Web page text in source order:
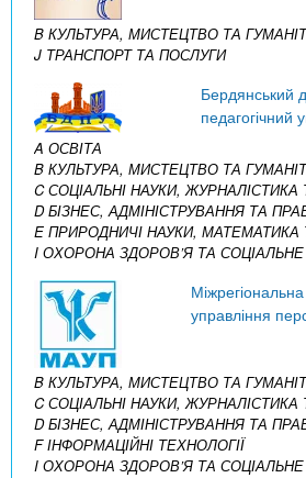
B КУЛЬТУРА, МИСТЕЦТВО ТА
J ТРАНСПОРТ ТА ПОСЛУГИ
Бердянський
педагогічний
A ОСВІТА
B КУЛЬТУРА, МИСТЕЦТВО ТА
C СОЦІАЛЬНІ НАУКИ, ЖУРНАЛІСТИКА
D БІЗНЕС, АДМІНІСТРУВАННЯ ТА
E ПРИРОДНИЧІ НАУКИ, МАТЕМАТИКА
I ОХОРОНА ЗДОРОВ’Я ТА
управління
B КУЛЬТУРА, МИСТЕЦТВО ТА
C СОЦІАЛЬНІ НАУКИ, ЖУРНАЛІСТИКА
D БІЗНЕС, АДМІНІСТРУВАННЯ ТА
F ІНФОРМАЦІЙНІ ТЕХНОЛОГІЇ
I ОХОРОНА ЗДОРОВ’Я ТА